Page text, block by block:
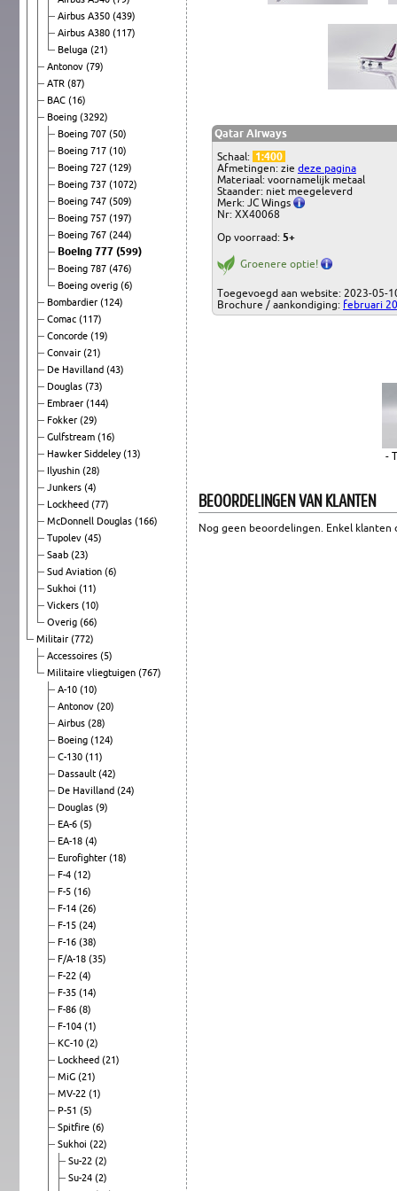
Airbus A350 (439)
Airbus A380 (117)
Beluga (21)
Antonov (79)
ATR (87)
BAC (16)
Boeing (3292)
Boeing 707 (50)
Boeing 717 (10)
Boeing 727 (129)
Boeing 737 (1072)
Boeing 747 (509)
Boeing 757 (197)
Boeing 767 (244)
Boeing 777 (599)
Boeing 787 (476)
Boeing overig (6)
Bombardier (124)
Comac (117)
Concorde (19)
Convair (21)
De Havilland (43)
Douglas (73)
Embraer (144)
Fokker (29)
Gulfstream (16)
Hawker Siddeley(13)
Ilyushin (28)
Junkers (4)
Lockheed (77)
McDonnell Douglas (166)
Tupolev (45)
Saab (23)
Sud Aviation (6)
Sukhoi (11)
Vickers (10)
Overig (66)
Militair (772)
Accessoires (5)
Militaire vliegtuigen (767)
A-10 (10)
Antonov (20)
Airbus (28)
Boeing (124)
C-130 (11)
Dassault (42)
De Havilland (24)
Douglas (9)
EA-6 (5)
EA-18 (4)
Eurofighter (18)
F-4 (12)
F-5 (16)
F-14 (26)
F-15 (24)
F-16 (38)
F/A-18 (35)
F-22 (4)
F-35 (14)
F-86 (8)
F-104 (1)
KC-10 (2)
Lockheed (21)
MiG (21)
MV-22 (1)
P-51 (5)
Spitfire (6)
Sukhoi (22)
Su-22 (2)
Su-24 (2)
Qatar Airways
Schaal: 1:400
Afmetingen: zie deze pagina
Materiaal: voornamelijk metaal
Staander: niet meegeleverd
Merk: JC Wings
Nr: XX40068
Op voorraad: 5+
Groenere optie!
Toegevoegd aan website: 2023-05-
Brochure / aankondiging: februari
-
BEOORDELINGEN VAN KLANTEN
Nog geen beoordelingen. Enkel